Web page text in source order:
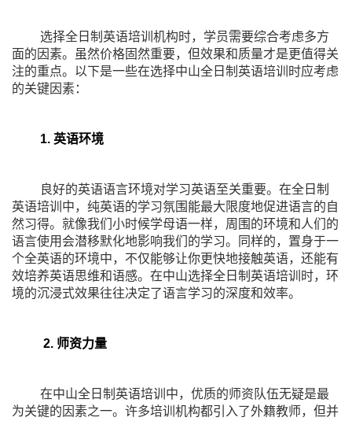
选择全日制英语培训机构时，学员需要综合考虑多方
面的因素。虽然价格固然重要，但效果和质量才是更值得关
注的重点。以下是一些在选择中山全日制英语培训时应考虑
的关键因素：
1. 英语环境
良好的英语语言环境对学习英语至关重要。在全日制
英语培训中，纯英语的学习氛围能最大限度地促进语言的自
然习得。就像我们小时候学母语一样，周围的环境和人们的
语言使用会潜移默化地影响我们的学习。同样的，置身于一
个全英语的环境中，不仅能够让你更快地接触英语，还能有
效培养英语思维和语感。在中山选择全日制英语培训时，环
境的沉浸式效果往往决定了语言学习的深度和效率。
2. 师资力量
在中山全日制英语培训中，优质的师资队伍无疑是最
为关键的因素之一。许多培训机构都引入了外籍教师，但并